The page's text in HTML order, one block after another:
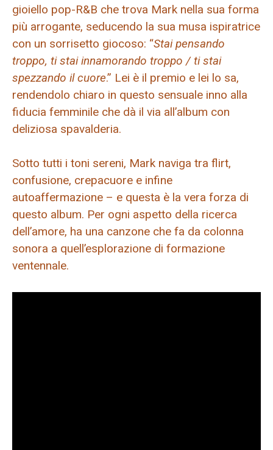
gioiello pop-R&B che trova Mark nella sua forma
più arrogante, seducendo la sua musa ispiratrice
con un sorrisetto giocoso: “Stai pensando
troppo, ti stai innamorando troppo / ti stai
spezzando il cuore.” Lei è il premio e lei lo sa,
rendendolo chiaro in questo sensuale inno alla
fiducia femminile che dà il via all’album con
deliziosa spavalderia.
Sotto tutti i toni sereni, Mark naviga tra flirt,
confusione, crepacuore e infine
autoaffermazione – e questa è la vera forza di
questo album. Per ogni aspetto della ricerca
dell’amore, ha una canzone che fa da colonna
sonora a quell’esplorazione di formazione
ventennale.